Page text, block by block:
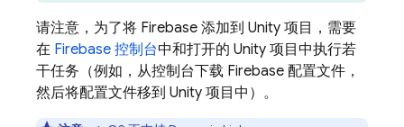
请注意，为了将 Firebase 添加到 Unity 项目，需要
在 Firebase 控制台中和打开的 Unity 项目中执行若
干任务（例如，从控制台下载 Firebase 配置文件，
然后将配置文件移到 Unity 项目中）。